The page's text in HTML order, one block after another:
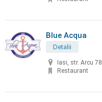
Blue Acqua
Detalii
Iasi, str. Arcu 78
Restaurant